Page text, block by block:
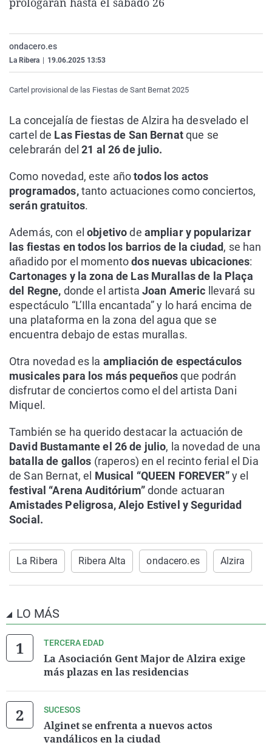
Gente viajera
Retornados
Operación Viuda
Galicia
Navarra
País Vasco
Televisión
ondacero.es
La Ribera 19.06.2025 13:53
Cartel provisional de las Fiestas de Sant Bernat 2025
La concejalía de fiestas de Alzira ha desvelado el
cartel de Las Fiestas de San Bernatque se
celebrarán del 21 al 26 de julio.
Como novedad, este añotodos los actos
programados,tanto actuaciones como conciertos,
serán gratuitos.
Además, con elobjetivode ampliar y popularizar
las fiestas en todos los barrios de la ciudad, se han
añadido por el momentodos nuevas ubicaciones:
Cartonages y la zona de Las Murallas de la Plaça
del Regne, donde el artista Joan Americ llevará su
espectáculo “L’Illa encantada” y lo hará encima de
una plataforma en la zona del agua que se
encuentra debajo de estas murallas.
Otra novedad es la ampliación de espectáculos
musicales para los más pequeñosque podrán
disfrutar de conciertos como el del artista Dani
Miquel.
También se ha querido destacar la actuación de
David Bustamante el 26 de julio, la novedad de una
batalla de gallos (raperos) en el recinto ferial el Dia
de San Bernat, el Musical “QUEEN FOREVER”y el
festival “Arena Auditórium”donde actuaran
Amistades Peligrosa, Alejo Estivel y Seguridad
Social.
La Ribera Ribera Alta ondacero.es Alzira
LO MÁS
TERCERA EDAD
La Asociación Gent Major de Alzira exige
más plazas en las residencias
SUCESOS
Alginet se enfrenta a nuevos actos
vandálicos en la ciudad